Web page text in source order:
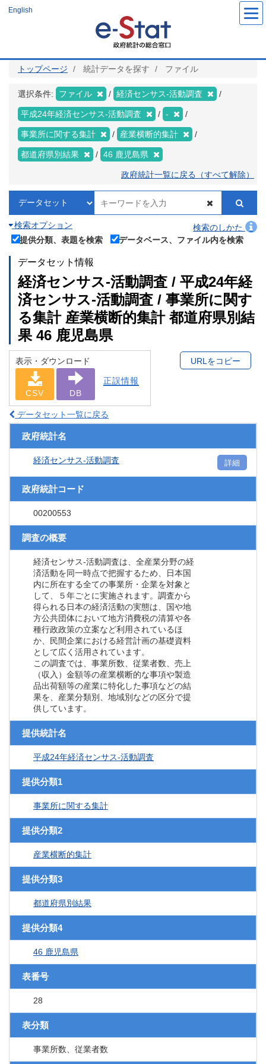
ツ
English
トップページ 統計データを探す ファイル
選択条件: ファイル 経済センサス‐活動調査
平成24年経済センサス‐活動調査 -
事業所に関する集計 産業横断的集計
都道府県別結果 46 鹿児島県
政府統計一覧に戻る（すべて解除）
検索オプション
検索のしかた
提供分類、表題を検索
データベース、ファイル内を検索
データセット情報
経済センサス‐活動調査 / 平成24年経
済センサス‐活動調査 / 事業所に関す
る集計 産業横断的集計 都道府県別結
果 46 鹿児島県
表示・ダウンロード
CSV DB
正誤情報
URLをコピー
データセット一覧に戻る
政府統計名
経済センサス‐活動調査 詳細
政府統計コード
00200553
調査の概要
経済センサス‐活動調査は、全産業分野の経
済活動を同一時点で把握するため、日本国
内に所在する全ての事業所・企業を対象と
して、５年ごとに実施されます。調査から
得られる日本の経済活動の実態は、国や地
方公共団体において地方消費税の清算や各
種行政政策の立案など利用されているほ
か、民間企業における経営計画の基礎資料
として広く活用されています。
この調査では、事業所数、従業者数、売上
（収入）金額等の産業横断的な事項や製造
品出荷額等の産業に特化した事項などの結
果を、産業分類別、地域別などの区分で提
供しています。
提供統計名
平成24年経済センサス‐活動調査
提供分類1
事業所に関する集計
提供分類2
産業横断的集計
提供分類3
都道府県別結果
提供分類4
46 鹿児島県
表番号
28
表分類
事業所数、従業者数